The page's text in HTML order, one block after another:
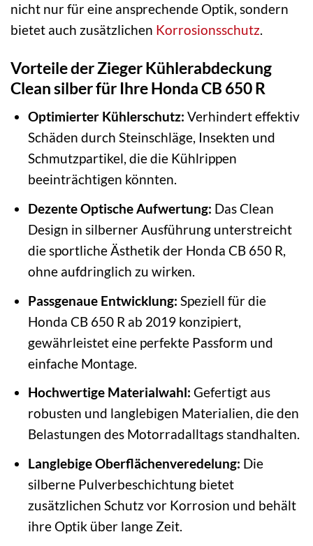
nicht nur für eine ansprechende Optik, sondern
bietet auch zusätzlichen Korrosionsschutz.
Vorteile der Zieger Kühlerabdeckung
Clean silber für Ihre Honda CB 650 R
Optimierter Kühler­schutz: Verhindert effektiv
Schäden durch Steinschläge, Insekten und
Schmutzpartikel, die die Kühlrippen
beeinträchtigen könnten.
Dezente Optische Aufwertung: Das Clean
Design in silberner Ausführung unterstreicht
die sportliche Ästhetik der Honda CB 650 R,
ohne aufdringlich zu wirken.
Passgenaue Entwicklung: Speziell für die
Honda CB 650 R ab 2019 konzipiert,
gewährleistet eine perfekte Passform und
einfache Montage.
Hochwertige Materialwahl: Gefertigt aus
robusten und langlebigen Materialien, die den
Belastungen des Motorradalltags standhalten.
Langlebige Oberflächenveredelung: Die
silberne Pulverbeschichtung bietet
zusätzlichen Schutz vor Korrosion und behält
ihre Optik über lange Zeit.